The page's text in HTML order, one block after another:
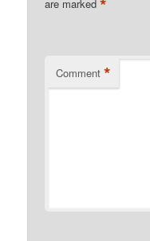
are marked
Comment *